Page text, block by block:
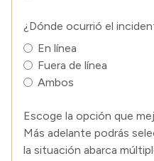
¿Dónde ocurrió el
En línea
Fuera de línea
Ambos
Escoge la opción que
Más adelante podrás
la situación abarca